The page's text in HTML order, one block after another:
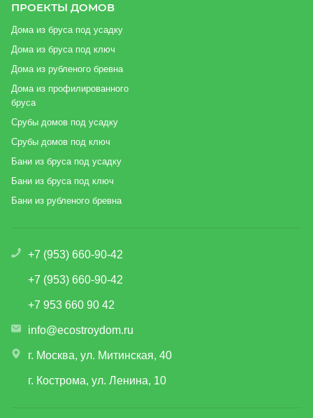
ПРОЕКТЫ ДОМОВ
Дома из бруса под усадку
Дома из бруса под ключ
Дома из рубленого бревна
Дома из профилированного
бруса
Срубы домов под усадку
Срубы домов под ключ
Бани из бруса под усадку
Бани из бруса под ключ
Бани из рубленого бревна
+7 (953) 660-90-42
+7 (953) 660-90-42
+7 953 660 90 42
info@ecostroydom.ru
г. Москва, ул. Митинская, 40
г. Кострома, ул. Ленина, 10